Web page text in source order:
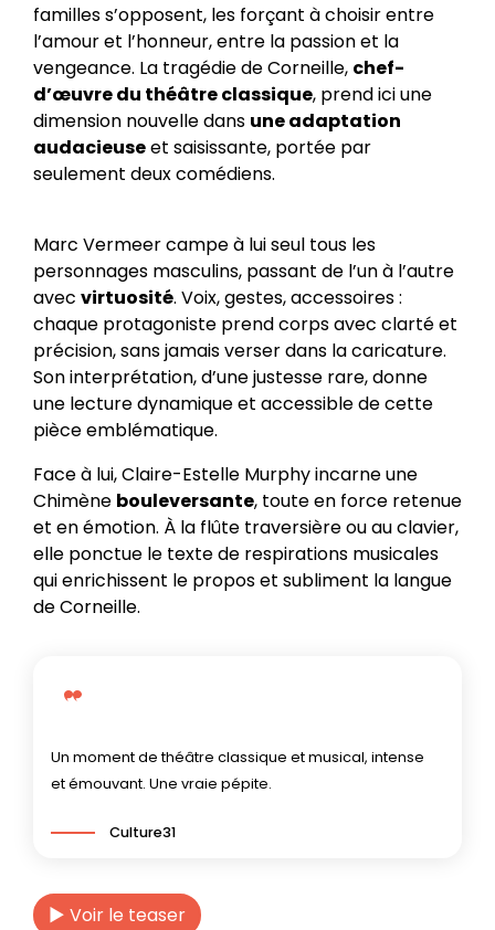
familles s’opposent, les forçant à choisir entre
l’amour et l’honneur, entre la passion et la
vengeance. La tragédie de Corneille, chef-
d’œuvre du théâtre classique, prend ici une
dimension nouvelle dans une adaptation
audacieuseet saisissante, portée par
seulement deux comédiens.
Marc Vermeer campe à lui seul tous les
personnages masculins, passant de l’un à l’autre
avec virtuosité. Voix, gestes, accessoires :
chaque protagoniste prend corps avec clarté et
précision, sans jamais verser dans la caricature.
Son interprétation, d’une justesse rare, donne
une lecture dynamique et accessible de cette
pièce emblématique.
Face à lui, Claire-Estelle Murphy incarne une
Chimène bouleversante, toute en force retenue
et en émotion. À la flûte traversière ou au clavier,
elle ponctue le texte de respirations musicales
qui enrichissent le propos et subliment la langue
de Corneille.
Un moment de théâtre classique et musical, intense
et émouvant. Une vraie pépite.
Culture31
► Voir le teaser